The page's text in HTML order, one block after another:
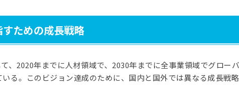
ための成長戦略
、2020年までに人材領域で、2030年までに全事業領域でグローバ
る。このビジョン達成のために、国内と国外では異なる成長戦略